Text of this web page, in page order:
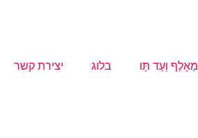
מֵאָלֶף וְעַד תָּו בלוג יצירת קשר